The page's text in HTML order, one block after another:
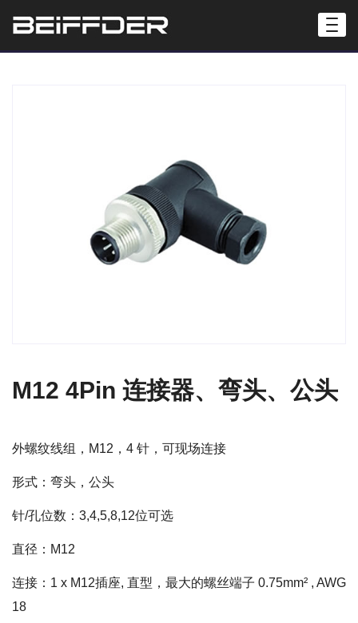
M12 4Pin 连接器、弯头、公头
外螺纹线组，M12，4 针，可现场连接
形式：弯头，公头
针/孔位数：3,4,5,8,12位可选
直径：M12
连接：1 x M12插座, 直型，最大的螺丝端子 0.75mm² , AWG
18